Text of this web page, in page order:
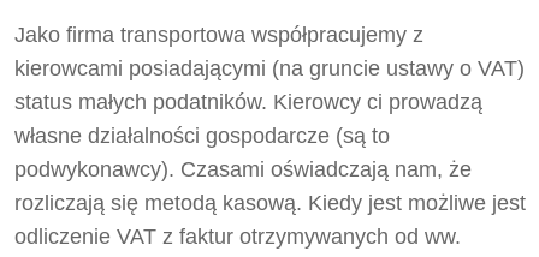
Jako firma transportowa współpracujemy z
kierowcami posiadającymi (na gruncie ustawy o VAT)
status małych podatników. Kierowcy ci prowadzą
własne działalności gospodarcze (są to
podwykonawcy). Czasami oświadczają nam, że
rozliczają się metodą kasową. Kiedy jest możliwe jest
odliczenie VAT z faktur otrzymywanych od ww.